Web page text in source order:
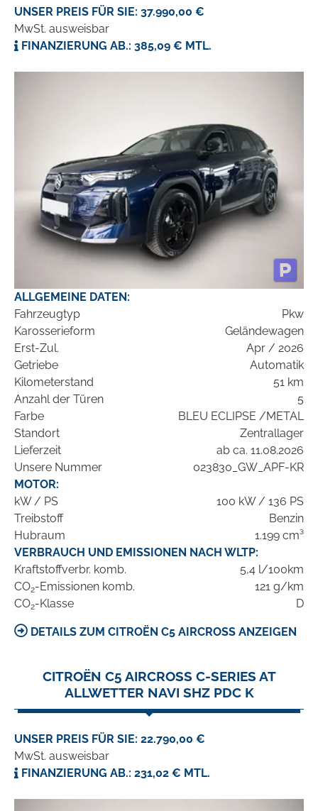
UNSER PREIS FÜR SIE: 37.990,00 €
MwSt. ausweisbar
FINANZIERUNG AB.: 385,09 € MTL.
ALLGEMEINE DATEN:
Fahrzeugtyp
Pkw
Karosserieform
Geländewagen
Erst-Zul.
Apr / 2026
Getriebe
Automatik
Kilometerstand
51 km
Anzahl der Türen
5
Farbe
BLEU ECLIPSE /METAL
Standort
Zentrallager
Lieferzeit
ab ca. 11.08.2026
Unsere Nummer
023830_GW_APF-KR
MOTOR:
kW / PS
100 kW / 136 PS
Treibstoff
Benzin
Hubraum
1.199 cm³
VERBRAUCH UND EMISSIONEN NACH WLTP:
Kraftstoffverbr. komb.
5,4 l/100km
CO2-Emissionen komb.
121 g/km
CO2-Klasse D
DETAILS ZUM CITROËN C5 AIRCROSS ANZEIGEN
CITROËN C5 AIRCROSS C-SERIES AT
ALLWETTER NAVI SHZ PDC K
UNSER PREIS FÜR SIE: 22.790,00 €
MwSt. ausweisbar
FINANZIERUNG AB.: 231,02 € MTL.